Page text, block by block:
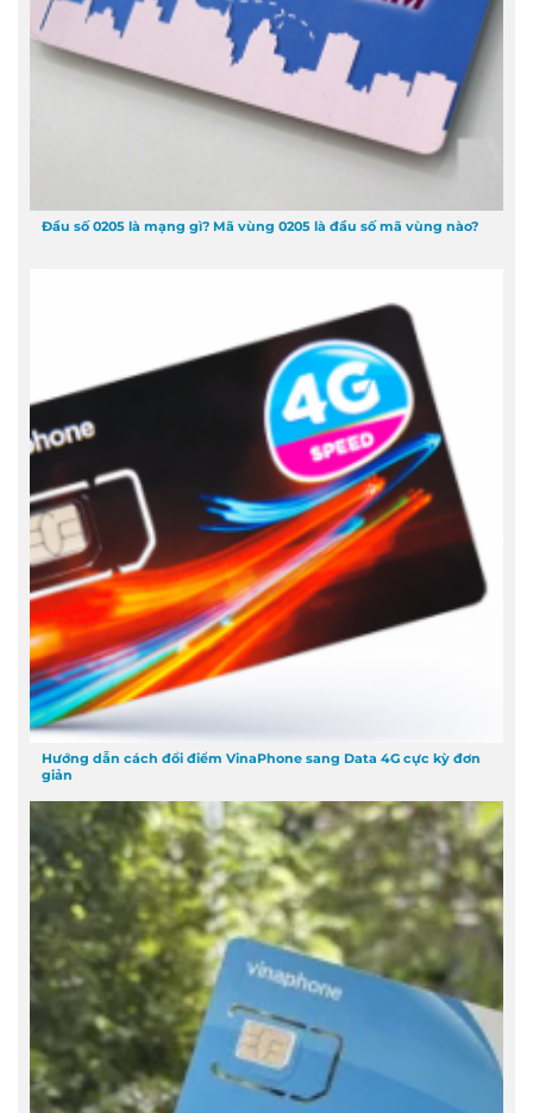
Đầu số 0205 là mạng gì? Mã vùng 0205 là đầu số mã vùng nào?
Hướng dẫn cách đổi điểm VinaPhone sang Data 4G cực kỳ đơn
giản